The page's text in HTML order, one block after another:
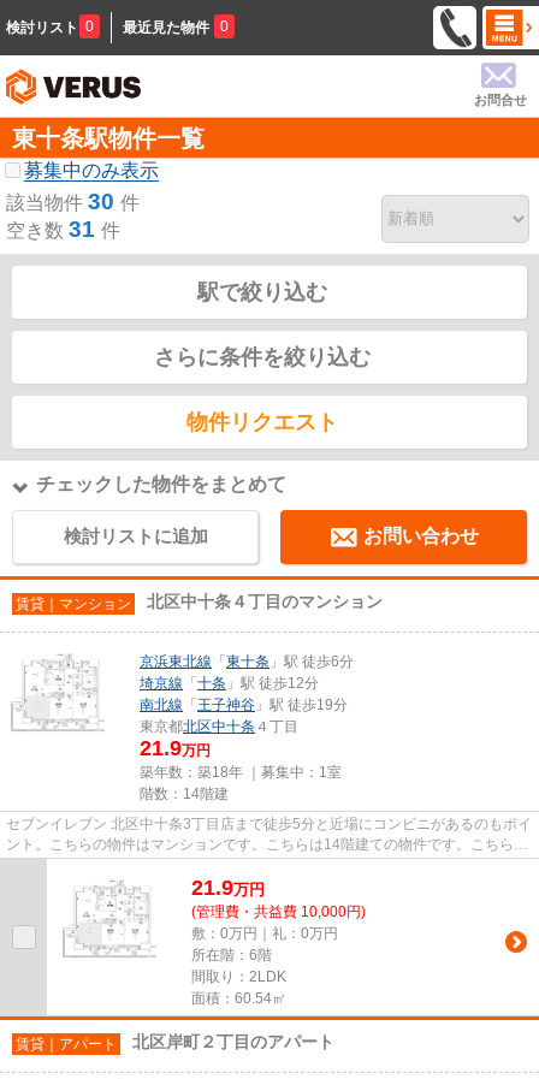
検討リスト 0 最近見た物件 0
お問合せ
東十条駅物件一覧
募集中のみ表示
該当物件 30 件
空き数 31 件
駅で絞り込む
さらに条件を絞り込む
物件リクエスト
チェックした物件をまとめて
検討リストに追加 お問い合わせ
賃貸｜マンション 北区中十条４丁目のマンション
京浜東北線 「 東十条 」駅 徒歩6分
埼京線 「 十条 」駅 徒歩12分
南北線 「 王子神谷 」駅 徒歩19分
東京都北区中十条 ４丁目
21.9万円
築年数：築18年 ｜募集中： 1室
階数：14階建
セブンイレブン 北区中十条3丁目店まで徒歩5分と近場にコンビニがあるのもポイ
ント。こちらの物件はマンションです。こちらは14階建ての物件です。こちらの
21.9万円
(管理費・共益費 10,000円)
敷：0万円｜礼：0万円
所在階：6階
間取り：2LDK
面積：60.54㎡
賃貸｜アパート 北区岸町２丁目のアパート